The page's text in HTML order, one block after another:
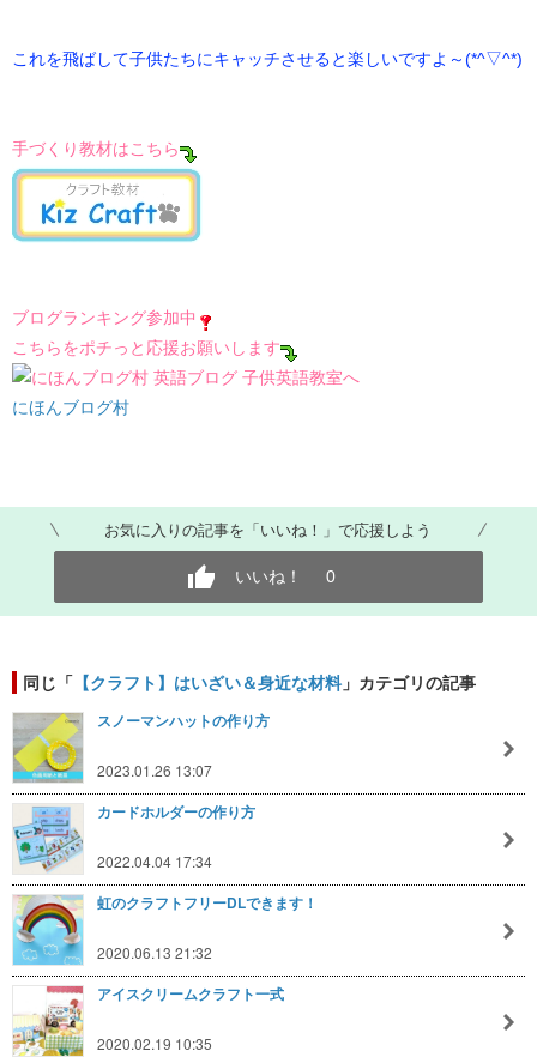
これを飛ばして子供たちにキャッチさせると楽しいですよ～(*^▽^*)
手づくり教材はこちら
ブログランキング参加中
こちらをポチっと応援お願いします
にほんブログ村
お気に入りの記事を「いいね！」で応援しよう
いいね！ 0
同じ「 【クラフト】はいざい＆身近な材料」カテゴリの記事
スノーマンハットの作り方
2023.01.26 13:07
カードホルダーの作り方
2022.04.04 17:34
虹のクラフトフリーDLできます！
2020.06.13 21:32
アイスクリームクラフト一式
2020.02.19 10:35